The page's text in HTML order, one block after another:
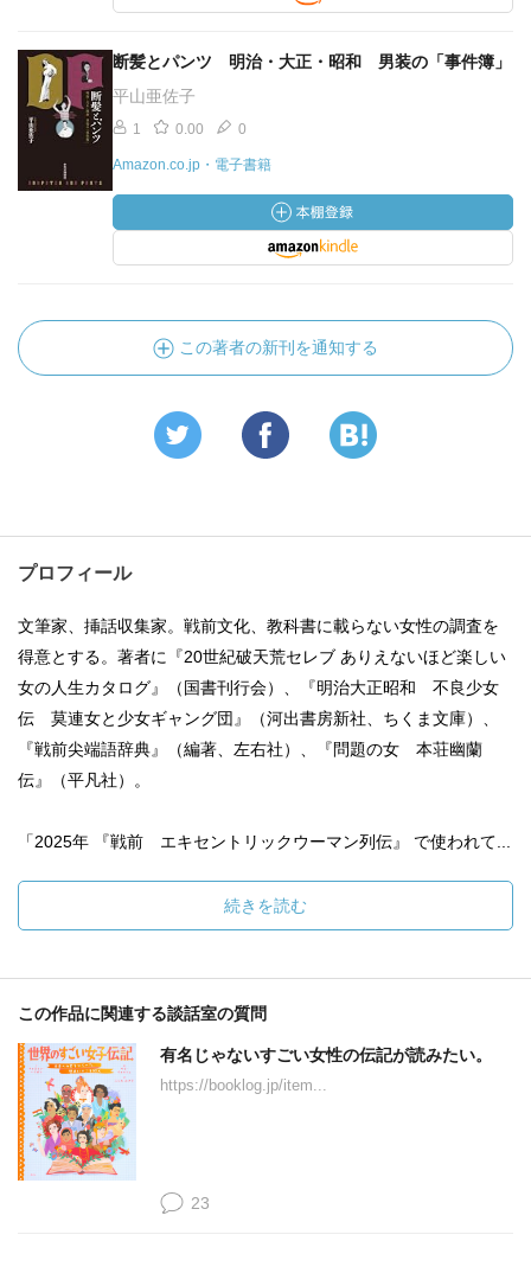
断髪とパンツ 明治・大正・昭和 男装の「事件簿」
平山亜佐子
1 0.00 0
Amazon.co.jp・電子書籍
この著者の新刊を通知する
プロフィール
文筆家、挿話収集家。戦前文化、教科書に載らない女性の調査を
得意とする。著者に『20世紀破天荒セレブ ありえないほど楽しい
女の人生カタログ』（国書刊行会）、『明治大正昭和 不良少女
伝 莫連女と少女ギャング団』（河出書房新社、ちくま文庫）、
『戦前尖端語辞典』（編著、左右社）、『問題の女 本荘幽蘭
伝』（平凡社）。
「2025年 『戦前 エキセントリックウーマン列伝』 で使われて...
続きを読む
この作品に関連する談話室の質問
有名じゃないすごい女性の伝記が読みたい。
https://booklog.jp/item...
23